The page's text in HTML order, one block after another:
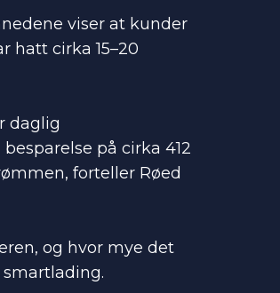
viser at kunder
hatt cirka 15–20
daglig
på cirka 412
forteller Røed
og hvor mye det